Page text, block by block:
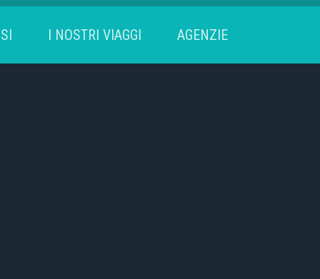
I NOSTRI VIAGGI AGENZIE